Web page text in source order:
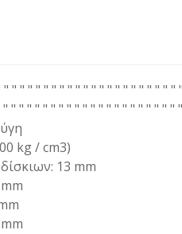
" " " " " " " " " " " " " " " " " " " "
" " " " " " " " " " " " " " " " " " " " " "
kg / cm3)
13 mm